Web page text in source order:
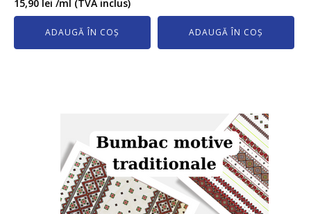
15,90 lei /ml (TVA inclus)
ADAUGĂ ÎN COȘ ADAUGĂ ÎN COȘ